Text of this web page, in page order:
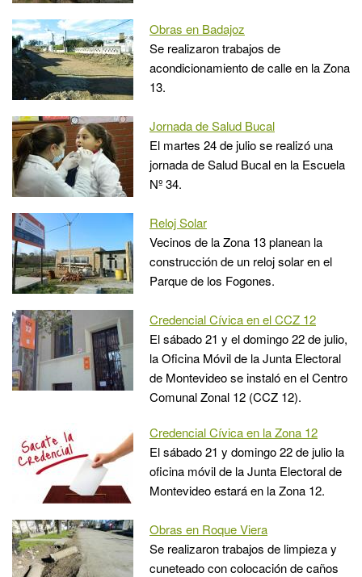
Obras en Badajoz
Se realizaron trabajos de
acondicionamiento de calle en la Zona
13.
Jornada de Salud Bucal
El martes 24 de julio se realizó una
jornada de Salud Bucal en la Escuela
Nº 34.
Reloj Solar
Vecinos de la Zona 13 planean la
construcción de un reloj solar en el
Parque de los Fogones.
Credencial Cívica en el CCZ 12
El sábado 21 y el domingo 22 de julio,
la Oficina Móvil de la Junta Electoral
de Montevideo se instaló en el Centro
Comunal Zonal 12 (CCZ 12).
Credencial Cívica en la Zona 12
El sábado 21 y domingo 22 de julio la
oficina móvil de la Junta Electoral de
Montevideo estará en la Zona 12.
Obras en Roque Viera
Se realizaron trabajos de limpieza y
cuneteado con colocación de caños